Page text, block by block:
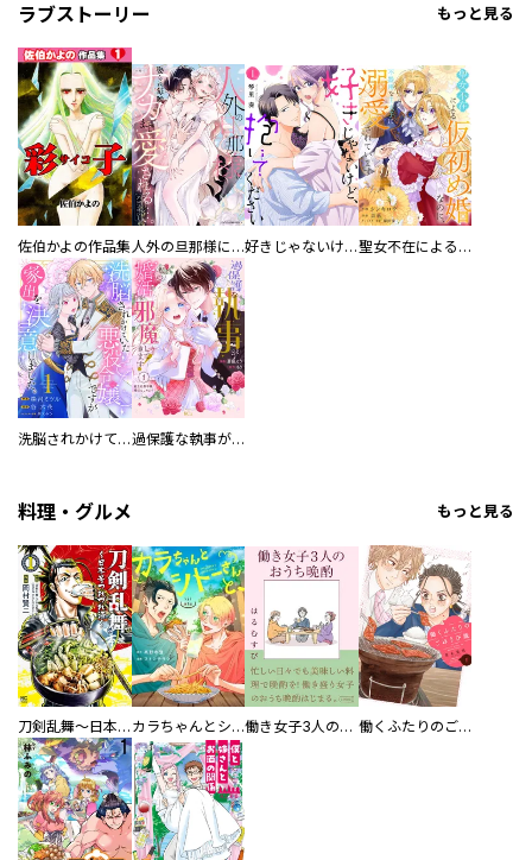
ラブストーリー もっと見る
佐伯かよの作品集 人外の旦那様に娶られ毎晩ナカまで愛される…。アンソロジー 好きじゃないけど、抱いてください【電子単行本版／特典おまけ付き】 聖女不在による仮初め婚なのに、不器用な王太子に溺愛されています【電子単行本版／特典おまけ付き】
洗脳されかけていた悪役令嬢ですが家出を決意しました。【電子単行本版／特典おまけ付き】 過保護な執事が私の婚活を邪魔してきます！ 分冊版
料理・グルメ もっと見る
刀剣乱舞～日本号つれづれ酒～ カラちゃんとシトーさんと、 【分冊版】 働き女子3人のおうち晩酌 働くふたりのごほうび飯